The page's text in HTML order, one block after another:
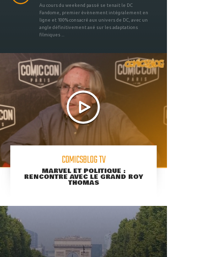
Au cours du weekend passé se tenait le DC
Fandome, premier évènement intégralement en
ligne et 100% consacré aux univers de DC, avec un
angle définitivement axé sur les adaptations
filmiques ...
COMICSBLOG TV
MARVEL ET POLITIQUE :
RENCONTRE AVEC LE GRAND ROY
THOMAS